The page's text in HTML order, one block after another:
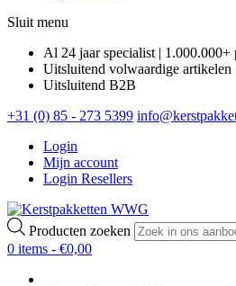
Sluit menu
Al 24 jaar specialist | 1.000.000+
Uitsluitend volwaardige artikelen
Uitsluitend B2B
+31 (0) 85 - 273 5399
Login
Mijn account
Login Resellers
Producten zoeken
0 items - €0,00